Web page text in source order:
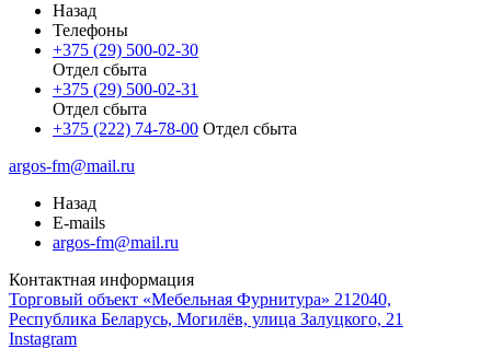
Назад
Телефоны
+375 (29) 500-02-30
Отдел сбыта
+375 (29) 500-02-31
Отдел сбыта
+375 (222) 74-78-00 Отдел сбыта
argos-fm@mail.ru
Назад
E-mails
argos-fm@mail.ru
Контактная информация
Торговый объект «Мебельная Фурнитура» 212040,
Республика Беларусь, Могилёв, улица Залуцкого, 21
Instagram